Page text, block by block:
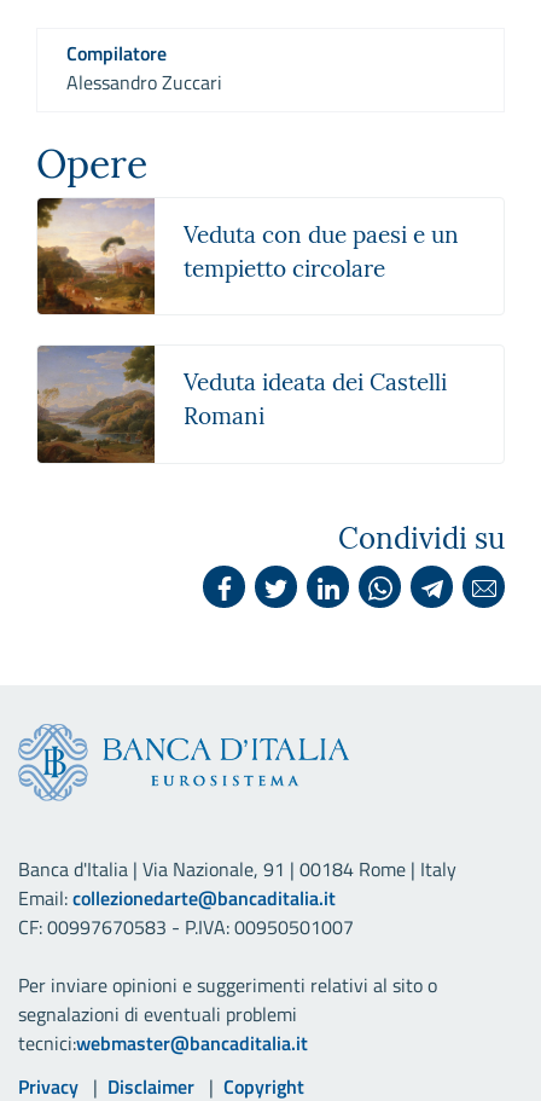
Compilatore
Alessandro Zuccari
Opere
Veduta con due paesi e un
tempietto circolare
Veduta ideata dei Castelli
Romani
Condividi su
Banca d'Italia | Via Nazionale, 91 | 00184 Rome | Italy
Email:collezionedarte@bancaditalia.it
CF: 00997670583 - P.IVA: 00950501007
Per inviare opinioni e suggerimenti relativi al sito o
segnalazioni di eventuali problemi
tecnici:webmaster@bancaditalia.it
Link utili
Privacy Disclaimer Copyright